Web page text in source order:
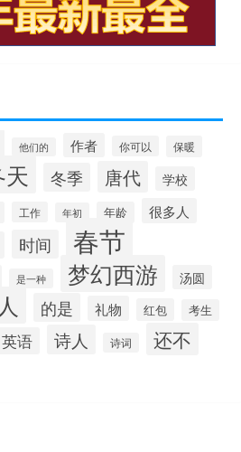
他们的 作者 你可以 保暖
冬季 唐代 学校
工作 年初 年龄 很多人
时间 春节
是一种 梦幻西游 汤圆
的是 礼物 红包
考生
英语 诗人 诗词 还不